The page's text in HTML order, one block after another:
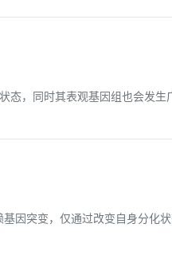
态，同时其表观基因组也会发生
因突变，仅通过改变自身分化